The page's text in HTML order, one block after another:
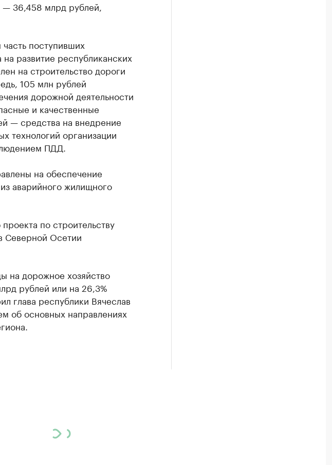
— 36,458 млрд рублей,
поступивших
развитие республиканских
на строительство дороги
105 млн рублей
дорожной деятельности
и качественные
— средства на внедрение
технологий организации
ПДД.
на обеспечение
аварийного жилищного
по строительству
Северной Осетии
на дорожное хозяйство
рублей или на 26,3%
глава республики Вячеслав
об основных направлениях